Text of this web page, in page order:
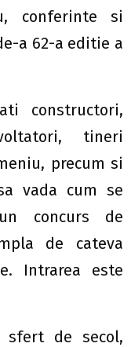
conferinte si
a 62-a editie a
constructori,
tineri
precum si
vada cum se
concurs de
de cateva
Intrarea este
de secol,